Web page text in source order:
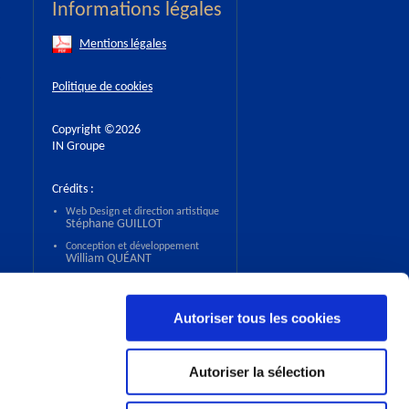
Autoriser tous les cookies
Autoriser la sélection
Informations légales
Mentions légales
Politique de cookies
Copyright ©2026
IN Groupe
Crédits :
Web Design et direction artistique
Stéphane GUILLOT
Conception et développement
William QUÉANT